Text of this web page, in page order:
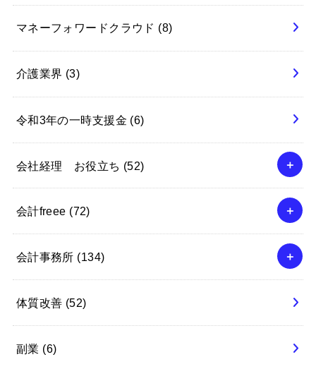
マネーフォワードクラウド (8)
介護業界 (3)
令和3年の一時支援金 (6)
会社経理 お役立ち (52)
会計freee (72)
会計事務所 (134)
体質改善 (52)
副業 (6)